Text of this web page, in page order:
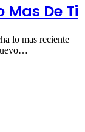
Mas De Ti
lo mas reciente